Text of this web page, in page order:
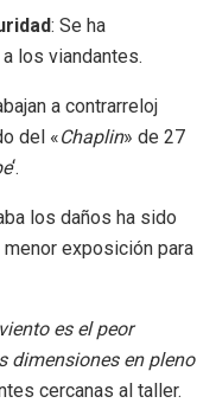
: Se ha
los viandantes.
a contrarreloj
del «Chaplin» de 27
‘.
los daños ha sido
exposición para
es el peor
dimensiones en pleno
cercanas al taller.